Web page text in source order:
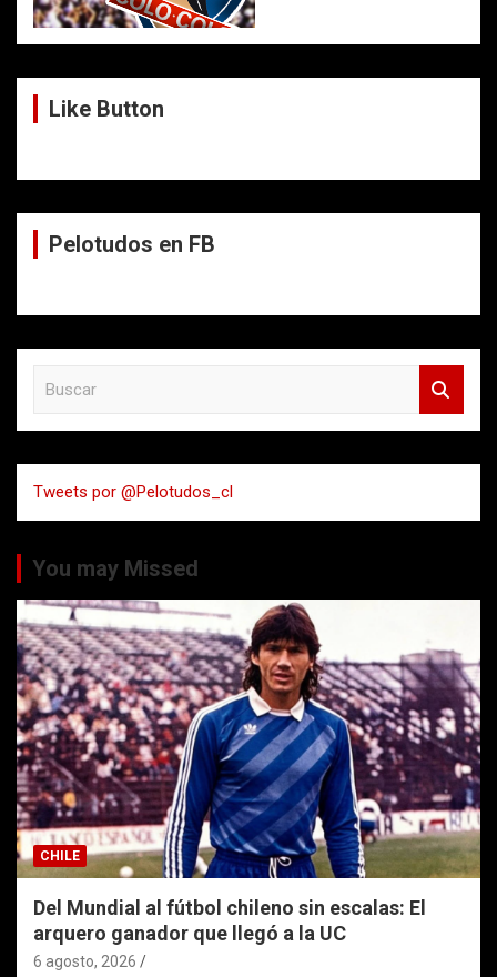
Like Button
Pelotudos en FB
a
r
Tweets por @Pelotudos_cl
You may Missed
CHILE
Del Mundial al fútbol chileno sin escalas: El
arquero ganador que llegó a la UC
6 agosto, 2026